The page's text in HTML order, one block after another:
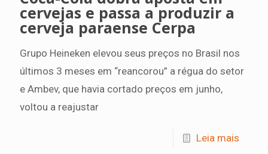
cervejas e passa a produzir a
cerveja paraense Cerpa
Grupo Heineken elevou seus preços no Brasil nos
últimos 3 meses em “reancorou” a régua do setor
e Ambev, que havia cortado preços em junho,
voltou a reajustar
Leia mais